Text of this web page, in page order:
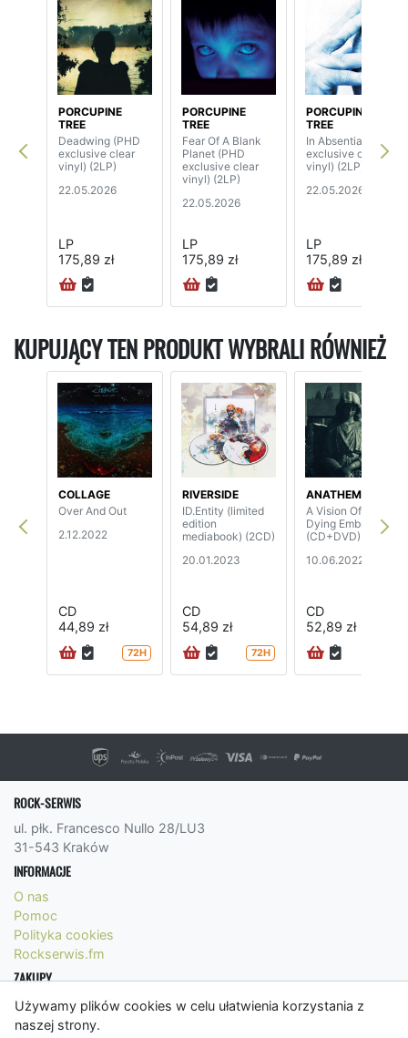
Używamy plików cookies w celu ułatwienia korzystania z
naszej strony.
PORCUPINE
TREE
Deadwing (PHD
exclusive clear
vinyl) (2LP)
22.05.2026
LP
175,89 zł
PORCUPINE
TREE
Fear Of A Blank
Planet (PHD
exclusive clear
vinyl) (2LP)
22.05.2026
LP
175,89 zł
PORCUPINE
TREE
In Absentia (PHD
exclusive clear
vinyl) (2LP)
22.05.2026
LP
175,89 zł
KUPUJĄCY TEN PRODUKT WYBRALI RÓWNIEŻ
COLLAGE
Over And Out
2.12.2022
CD
44,89 zł
72H
RIVERSIDE
ID.Entity (limited
edition
mediabook) (2CD)
20.01.2023
CD
54,89 zł
72H
ANATHEMA
A Vision Of A
Dying Embrace
(CD+DVD)
10.06.2022
CD
52,89 zł
ROCK-SERWIS
ul. płk. Francesco Nullo 28/LU3
31-543 Kraków
INFORMACJE
O nas
Pomoc
Polityka cookies
Rockserwis.fm
ZAKUPY
Formy płatności
Koszty wysyłki